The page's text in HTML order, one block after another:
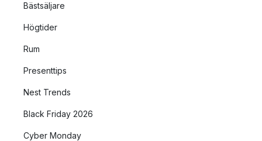
Bästsäljare
Högtider
Rum
Presenttips
Nest Trends
Black Friday 2026
Cyber Monday